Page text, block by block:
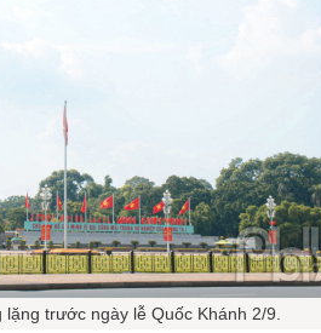
trước ngày lễ Quốc Khánh 2/9.